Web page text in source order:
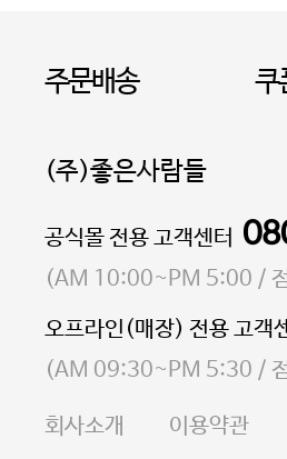
주문배송 쿠
(주)좋은사람들
대표 이성현,박영환| 개인
소재지 서울특별시 마포
통신판매업 신고번호
사업자등록번호 105-
E-MAIL
공식몰 전용 고객센터
(AM 10:00~PM 5:00 /
오프라인(매장) 전용 고객
(AM 09:30~PM 5:30 /
회사소개 이용약관